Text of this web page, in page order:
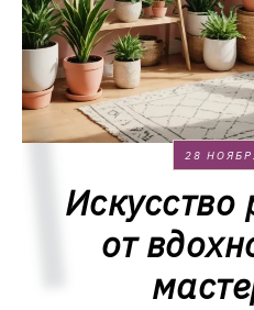
28
Искусство
от